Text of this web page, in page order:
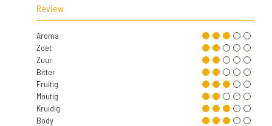
Review
Aroma
Zoet
Zuur
Bitter
Fruitig
Moutig
Kruidig
Body